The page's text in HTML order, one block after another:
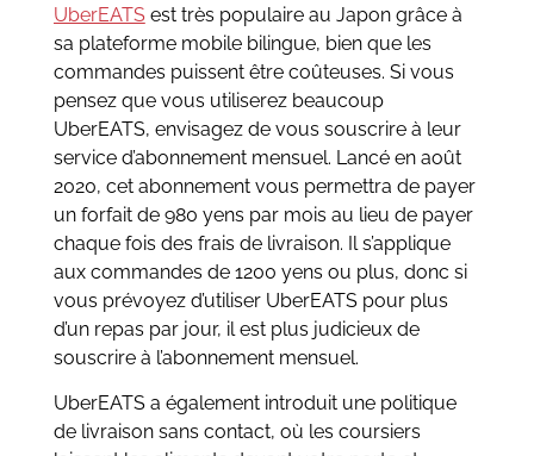
UberEATSest très populaire au Japon grâce à
sa plateforme mobile bilingue, bien que les
commandes puissent être coûteuses. Si vous
pensez que vous utiliserez beaucoup
UberEATS, envisagez de vous souscrire à leur
service d’abonnement mensuel. Lancé en août
2020, cet abonnement vous permettra de payer
un forfait de 980 yens par mois au lieu de payer
chaque fois des frais de livraison. Il s’applique
aux commandes de 1200 yens ou plus, donc si
vous prévoyez d’utiliser UberEATS pour plus
d’un repas par jour, il est plus judicieux de
souscrire à l’abonnement mensuel.
UberEATS a également introduit une politique
de livraison sans contact, où les coursiers